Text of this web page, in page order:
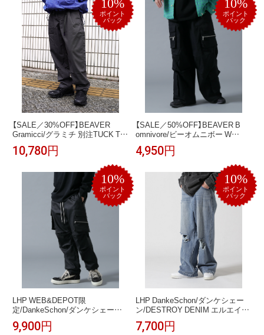
10%
ポイント
バック
【SALE／30%OFF】BEAVER
Gramicci/グラミチ 別注TUCK T/C
TWILL PANTS 別注タックT/Cツ
イルパンツ ビーバー パンツ その
他のパンツ グレー ブラック【送料
無料】
10,780円
10%
ポイント
バック
【SALE／50%OFF】BEAVER B
omnivore/ビーオムニボー W
POCKET CARGO PANTS ビーバ
ー パンツ その他のパンツ カーキ
グリーン ブラック【送料無料】
4,950円
10%
ポイント
バック
LHP WEB&DEPOT限
定/DankeSchon/ダンケシェー
ン/COATING ZIP CARGO PANTS
エルエイチピー パンツ その他の
9,900円
10%
ポイント
バック
LHP DankeSchon/ダンケシェー
ン/DESTROY DENIM エルエイチ
ピー パンツ その他のパンツ ブル
ー グレー ブラック【送料無料】
7,700円